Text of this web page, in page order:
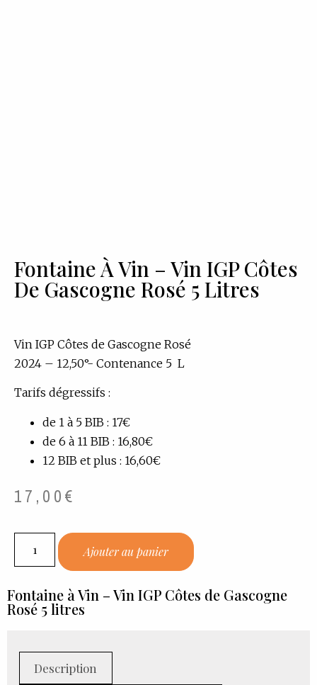
Fontaine À Vin – Vin IGP Côtes
De Gascogne Rosé 5 Litres
Vin IGP Côtes de Gascogne Rosé
2024 – 12,50°- Contenance 5 L
Tarifs dégressifs :
de 1 à 5 BIB : 17€
de 6 à 11 BIB : 16,80€
12 BIB et plus : 16,60€
17,00€
Ajouter au panier
Fontaine à Vin – Vin IGP Côtes de Gascogne
Rosé 5 litres
Description